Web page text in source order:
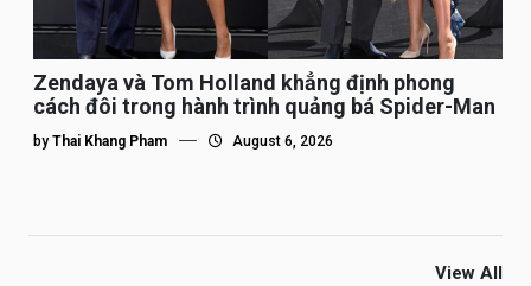
Zendaya và Tom Holland khẳng định phong
cách đôi trong hành trình quảng bá Spider-Man
by Thai Khang Pham August 6, 2026
View All